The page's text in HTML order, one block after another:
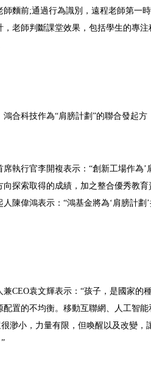
師麵前;通過行為識別，遠程老師第一
，老師判斷課堂效果，包括學生的專
鴻合科技作為“肩膀計劃”的聯合發起
執行官李開複表示：“創新工場作為
探索取得的成績，加之整合優秀教
陳偉鴻表示：“鴻基金將為‘肩膀計
兼CEO袁文輝表示：“孩子，是國家
配置的不均衡。移動互聯網、人工智
渺小，力量有限，但喚醒以及改變